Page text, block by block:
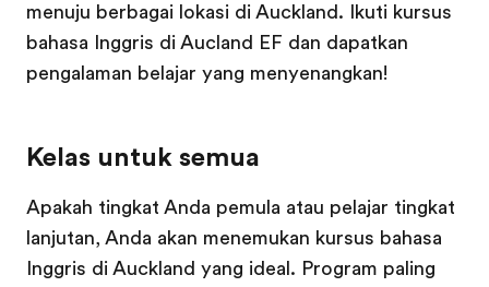
menuju berbagai lokasi di Auckland. Ikuti kursus
bahasa Inggris di Aucland EF dan dapatkan
pengalaman belajar yang menyenangkan!
Kelas untuk semua
Apakah tingkat Anda pemula atau pelajar tingkat
lanjutan, Anda akan menemukan kursus bahasa
Inggris di Auckland yang ideal. Program paling